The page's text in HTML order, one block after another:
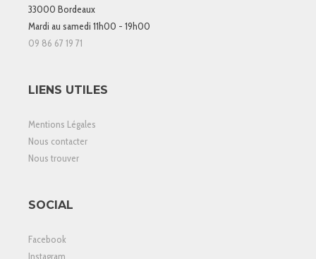
33000 Bordeaux
Mardi au samedi 11h00 - 19h00
09 86 67 19 71
LIENS UTILES
Mentions Légales
Nous contacter
Nous trouver
SOCIAL
Facebook
Instagram